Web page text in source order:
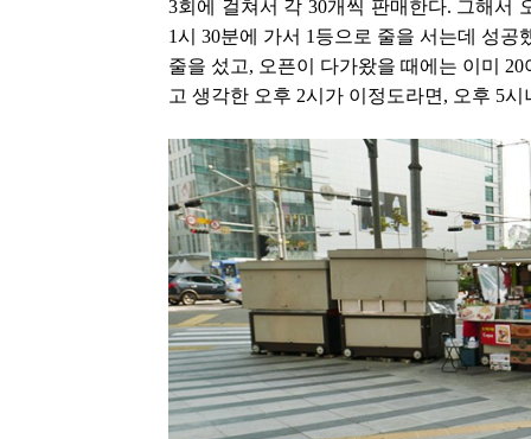
3회에 걸쳐서 각 30개씩 판매한다. 그해서
1시 30분에 가서 1등으로 줄을 서는데 성
줄을 섰고, 오픈이 다가왔을 때에는 이미
고 생각한 오후 2시가 이정도라면, 오후 5